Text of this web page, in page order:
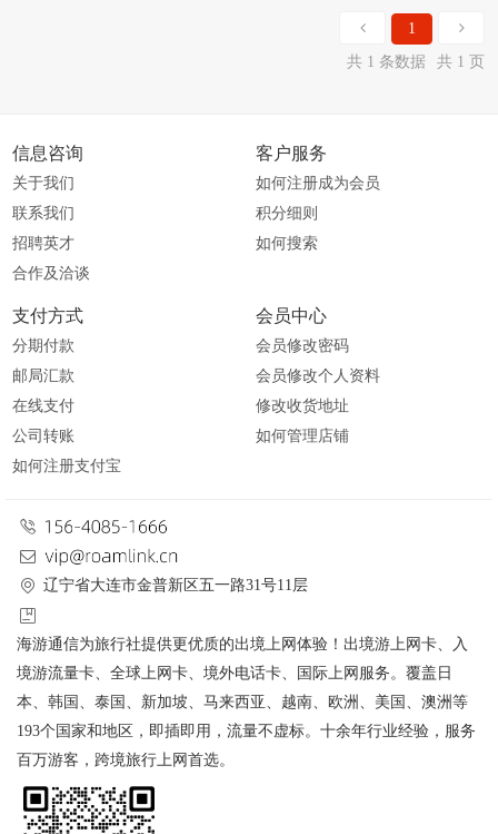
1
共 1 条数据
共 1 页
信息咨询
关于我们
联系我们
招聘英才
合作及洽谈
客户服务
如何注册成为会员
积分细则
如何搜索
支付方式
分期付款
邮局汇款
在线支付
公司转账
如何注册支付宝
会员中心
会员修改密码
会员修改个人资料
修改收货地址
如何管理店铺
辽宁省大连市金普新区五一路31号11层
海游通信为旅行社提供更优质的出境上网体验！出境游上网卡、入
境游流量卡、全球上网卡、境外电话卡、国际上网服务。覆盖日
本、韩国、泰国、新加坡、马来西亚、越南、欧洲、美国、澳洲等
193个国家和地区，即插即用，流量不虚标。十余年行业经验，服务
百万游客，跨境旅行上网首选。